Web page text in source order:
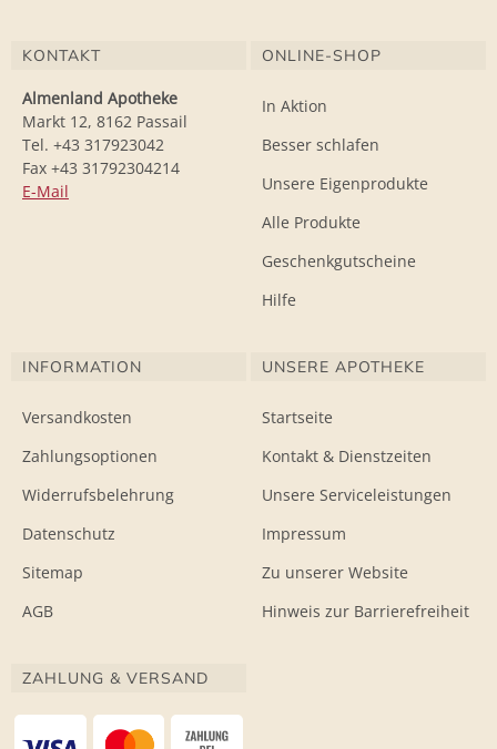
KONTAKT
Almenland Apotheke
Markt 12, 8162 Passail
Tel. +43 317923042
Fax +43 31792304214
E-Mail
ONLINE-SHOP
In Aktion
Besser schlafen
Unsere Eigenprodukte
Alle Produkte
Geschenkgutscheine
Hilfe
INFORMATION
Versandkosten
Zahlungsoptionen
Widerrufsbelehrung
Datenschutz
Sitemap
AGB
UNSERE APOTHEKE
Startseite
Kontakt & Dienstzeiten
Unsere Serviceleistungen
Impressum
Zu unserer Website
Hinweis zur Barrierefreiheit
ZAHLUNG & VERSAND